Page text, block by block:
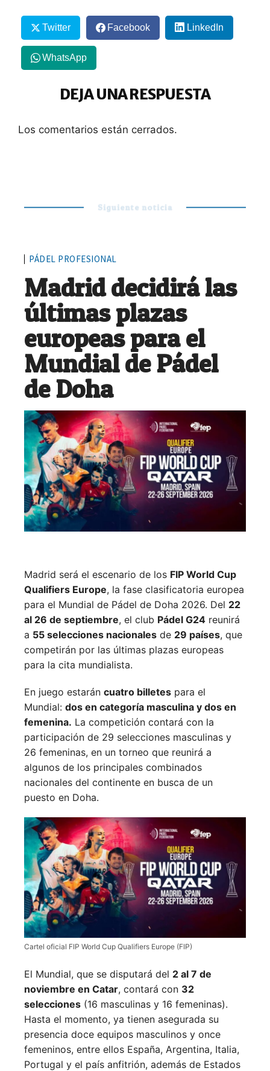
Twitter Facebook LinkedIn
WhatsApp
DEJA UNA RESPUESTA
Los comentarios están cerrados.
Siguiente noticia
PÁDEL PROFESIONAL
Madrid decidirá las
últimas plazas
europeas para el
Mundial de Pádel
de Doha
Madrid será el escenario de los FIP World Cup
Qualifiers Europe, la fase clasificatoria europea
para el Mundial de Pádel de Doha 2026. Del 22
al 26 de septiembre, el club Pádel G24 reunirá
a 55 selecciones nacionales de 29 países, que
competirán por las últimas plazas europeas
para la cita mundialista.
En juego estarán cuatro billetes para el
Mundial: dos en categoría masculina y dos en
femenina. La competición contará con la
participación de 29 selecciones masculinas y
26 femeninas, en un torneo que reunirá a
algunos de los principales combinados
nacionales del continente en busca de un
puesto en Doha.
Cartel oficial FIP World Cup Qualifiers Europe (FIP)
El Mundial, que se disputará del 2 al 7 de
noviembre en Catar, contará con 32
selecciones (16 masculinas y 16 femeninas).
Hasta el momento, ya tienen asegurada su
presencia doce equipos masculinos y once
femeninos, entre ellos España, Argentina, Italia,
Portugal y el país anfitrión, además de Estados